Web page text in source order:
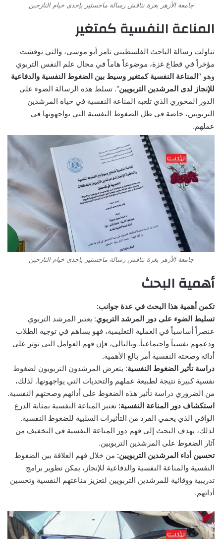
جامعة الأزهر بغزة تناقش رسالة ماجستير بإحدى خيام النازحين
المناعة النفسية كمتغير
تناولت رسالة الباحث الفلسطيني تامر أبو موسى، والتي نوقشت
مؤخراً في قطاع غزة، موضوعاً هاماً في مجال علم النفس التربوي
وهو “ المناعة النفسية كمتغير وسيط بين الضغوط النفسية والدفاعية
للإنجاز لدى المرشدين التربويين“. تسلط هذه الرسالة الضوء على
الدور المحوري الذي تلعبه المناعة النفسية في حياة المرشدين
التربويين، خاصة في ظل الضغوط النفسية التي يواجهونها في
عملهم.
جامعة الأزهر بغزة تناقش رسالة ماجستير بإحدى خيام النازحين
أهمية البحث
تكمن أهمية هذا البحث في عدة جوانب:
تسليط الضوء على دور المرشد التربوي: يعتبر المرشد التربوي
عنصراً أساسياً في العملية التعليمية، فهو يساهم في توجيه الطلاب
ودعمهم نفسياً واجتماعياً. وبالتالي، فإن فهم العوامل التي تؤثر على
أدائه وصحته النفسية أمر بالغ الأهمية.
دراسة تأثير الضغوط النفسية: يتعرض المرشدون التربويون لضغوط
نفسية كبيرة نتيجة لطبيعة عملهم والتحديات التي يواجهونها. لذلك،
من الضروري دراسة تأثير هذه الضغوط على أدائهم وصحتهم النفسية.
استكشاف دور المناعة النفسية: تعتبر المناعة النفسية بمثابة الدرع
الواقي الذي يحمي الفرد من التأثيرات السلبية للضغوط النفسية.
لذلك، يهدف البحث إلى فهم دور المناعة النفسية في التخفيف من
آثار الضغوط على المرشدين التربويين.
تحسين أداء المرشدين التربويين: من خلال فهم العلاقة بين الضغوط
النفسية والمناعة النفسية والدفاعية للإنجاز، يمكن تطوير برامج
تدريبية ووقائية للمرشدين التربويين لتعزيز مناعتهم النفسية وتحسين
أدائهم.